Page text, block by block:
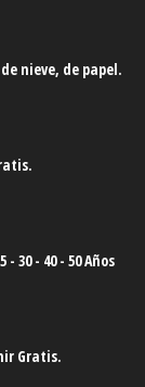
nieve, de papel.
30 - 40 - 50 Años
Gratis.